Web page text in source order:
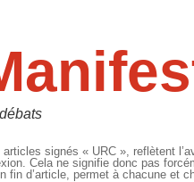
signés « URC », reflètent
Cela ne signifie donc pas
fin d’article, permet à chacune et